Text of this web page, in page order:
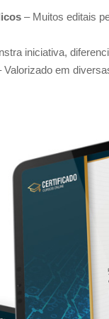
do certificado é
(o prazo de
com
cursos que
Confira:
melhoria de processo
– Muitos editais
iniciativa,
Valorizado em